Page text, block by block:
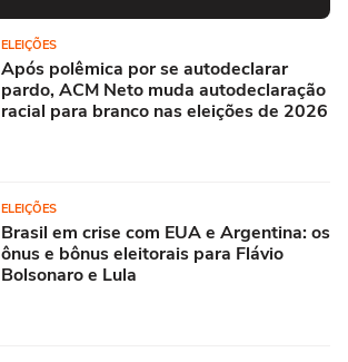
ELEIÇÕES
Após polêmica por se autodeclarar
pardo, ACM Neto muda autodeclaração
racial para branco nas eleições de 2026
ELEIÇÕES
Brasil em crise com EUA e Argentina: os
ônus e bônus eleitorais para Flávio
Bolsonaro e Lula